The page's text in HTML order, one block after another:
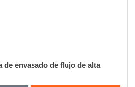
de envasado de flujo de alta